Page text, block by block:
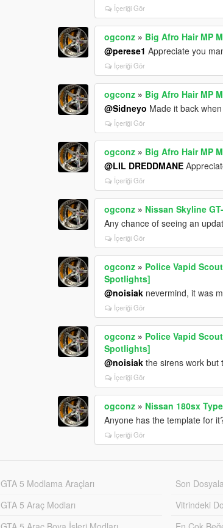
İçeriği Gör
ogconz » Big Afro Hair MP
@perese1 Appreciate you
İçeriği Gör
ogconz » Big Afro Hair MP
@Sidneyo Made it back
İçeriği Gör
ogconz » Big Afro Hair MP
@LIL DREDDMANE
İçeriği Gör
ogconz » Nissan Skyline
Any chance of seeing an
İçeriği Gör
ogconz » Police Vapid
Spotlights]
@noisiak nevermind, it was
İçeriği Gör
ogconz » Police Vapid
Spotlights]
@noisiak the sirens work but
İçeriği Gör
ogconz » Nissan 180sx
Anyone has the template for
İçeriği Gör
GTA 5 Modlama Araçları
GTA 5 Araç Modları
Son
Vitrindeki